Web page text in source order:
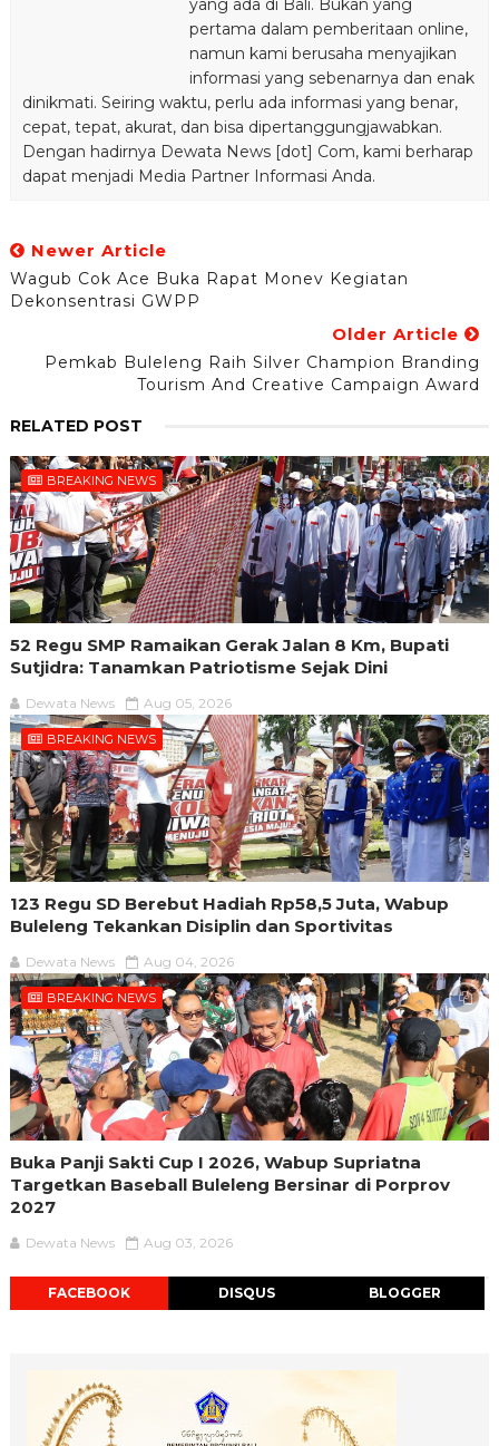
yang ada di Bali. Bukan yang
pertama dalam pemberitaan online,
namun kami berusaha menyajikan
informasi yang sebenarnya dan enak
dinikmati. Seiring waktu, perlu ada informasi yang benar,
cepat, tepat, akurat, dan bisa dipertanggungjawabkan.
Dengan hadirnya Dewata News [dot] Com, kami berharap
dapat menjadi Media Partner Informasi Anda.
Newer Article
Wagub Cok Ace Buka Rapat Monev Kegiatan
Dekonsentrasi GWPP
Older Article
Pemkab Buleleng Raih Silver Champion Branding
Tourism And Creative Campaign Award
RELATED POST
BREAKING NEWS
52 Regu SMP Ramaikan Gerak Jalan 8 Km, Bupati
Sutjidra: Tanamkan Patriotisme Sejak Dini
Dewata News Aug 05, 2026
BREAKING NEWS
123 Regu SD Berebut Hadiah Rp58,5 Juta, Wabup
Buleleng Tekankan Disiplin dan Sportivitas
Dewata News Aug 04, 2026
BREAKING NEWS
Buka Panji Sakti Cup I 2026, Wabup Supriatna
Targetkan Baseball Buleleng Bersinar di Porprov
2027
Dewata News Aug 03, 2026
FACEBOOK DISQUS BLOGGER